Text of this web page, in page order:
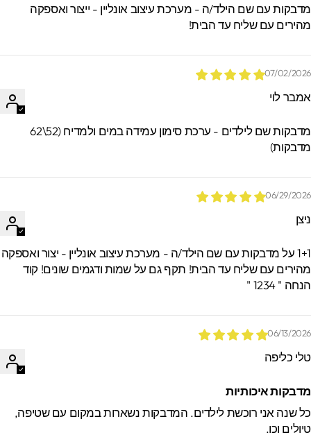
הזמנות.
עם שם הילד/ה - מערכת עיצוב אונליין - ייצור ואספקה
עם שליח עד הבית!
07/02/
לוי
מדבקות שם לילדים - ערכת סימון עמידה במים ולמדיח (52\62
06/29/
1+1 על מדבקות עם שם הילד/ה - מערכת עיצוב אונליין - יצור ואספקה
עם שליח עד הבית! תקף גם על שמות ודגמים שונים! קוד
" 1234 "
06/13/
כליפה
איכותיות
שנה אני רוכשת לילדים. המדבקות נשארות במקום עם שטיפה,
וכו.